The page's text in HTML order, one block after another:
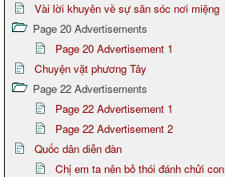
Vài lời khuyên về sự săn sóc nơi miệng
Page 20 Advertisements
Page 20 Advertisement 1
Chuyện vặt phương Tây
Page 22 Advertisements
Page 22 Advertisement 1
Page 22 Advertisement 2
Quốc dân diễn đàn
Chị em ta nên bỏ thói đánh chửi con